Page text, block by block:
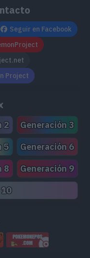
Seguir en Facebook
Project
2
Generación 3
5
Generación 6
8
Generación 9